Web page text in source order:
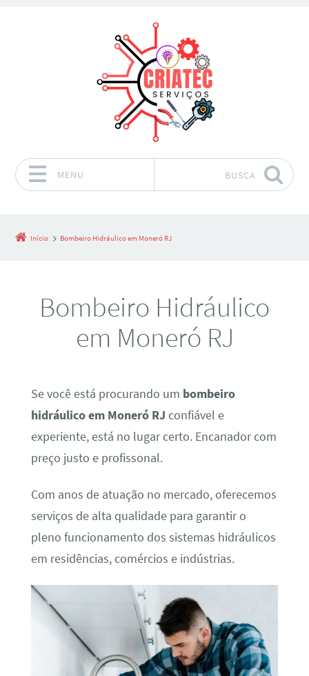
MENU BUSCA
Início Bombeiro Hidráulico em Moneró RJ
Bombeiro Hidráulico
em Moneró RJ
Se você está procurando um bombeiro
hidráulico em Moneró RJ confiável e
experiente, está no lugar certo. Encanador com
preço justo e profissonal.
Com anos de atuação no mercado, oferecemos
serviços de alta qualidade para garantir o
pleno funcionamento dos sistemas hidráulicos
em residências, comércios e indústrias.